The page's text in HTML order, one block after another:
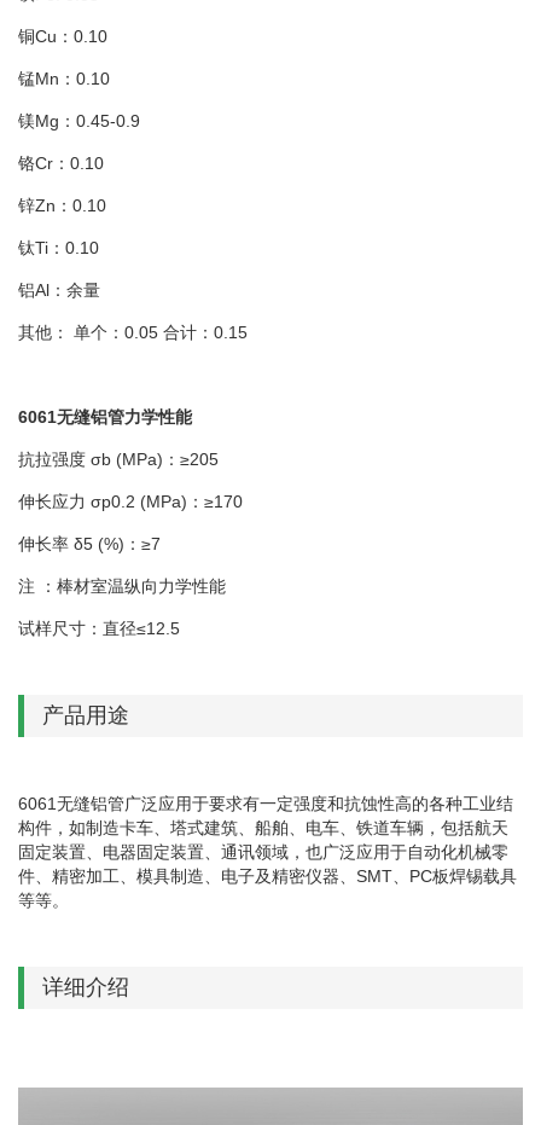
铜Cu：0.10
锰Mn：0.10
镁Mg：0.45-0.9
铬Cr：0.10
锌Zn：0.10
钛Ti：0.10
铝Al：余量
其他： 单个：0.05 合计：0.15
6061无缝铝管力学性能
抗拉强度 σb (MPa)：≥205
伸长应力 σp0.2 (MPa)：≥170
伸长率 δ5 (%)：≥7
注 ：棒材室温纵向力学性能
试样尺寸：直径≤12.5
产品用途
6061无缝铝管广泛应用于要求有一定强度和抗蚀性高的各种工业结
构件，如制造卡车、塔式建筑、船舶、电车、铁道车辆，包括航天
固定装置、电器固定装置、通讯领域，也广泛应用于自动化机械零
件、精密加工、模具制造、电子及精密仪器、SMT、PC板焊锡载具
等等。
详细介绍